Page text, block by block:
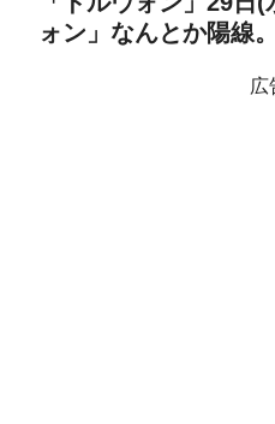
ォン」なんとか陽線。
広